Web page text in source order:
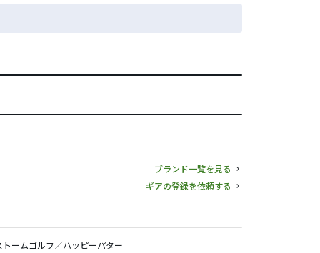
ブランド一覧を見る
ギアの登録を依頼する
トームゴルフ／ハッピーパター